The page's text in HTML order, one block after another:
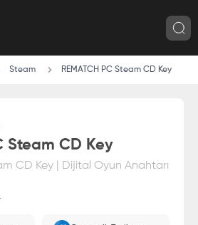
Steam REMATCH PC Steam CD Key
Steam CD Key
CD Key | Dijital Oyun Anahtarı